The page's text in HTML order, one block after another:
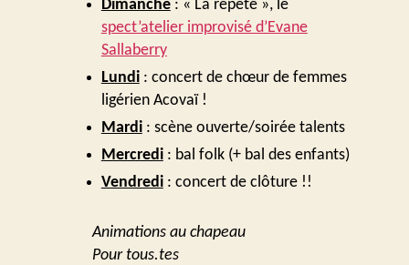
Dimanche: « La répète », le
spect’atelier improvisé d’Evane
Sallaberry
Lundi : concert de chœur de femmes
ligérien Acovaï !
Mardi: scène ouverte/soirée talents
Mercredi: bal folk (+ bal des enfants)
Vendredi: concert de clôture !!
Animations au chapeau
Pour tous.tes